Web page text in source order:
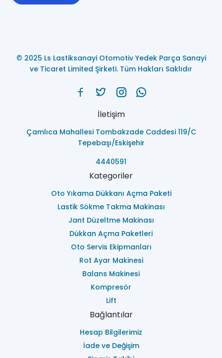
© 2025 Ls Lastiksanayi Otomotiv Yedek Parça Sanayi
ve Ticaret Limited Şirketi. Tüm Hakları Saklıdır
İletişim
Çamlıca Mahallesi Tombakzade Caddesi 119/C
Tepebaşı/Eskişehir
4440591
Kategoriler
Oto Yıkama Dükkanı Açma Paketi
Lastik Sökme Takma Makinası
Jant Düzeltme Makinası
Dükkan Açma Paketleri
Oto Servis Ekipmanları
Rot Ayar Makinesi
Balans Makinesi
Kompresör
Lift
Bağlantılar
Hesap Bilgilerimiz
İade ve Değişim